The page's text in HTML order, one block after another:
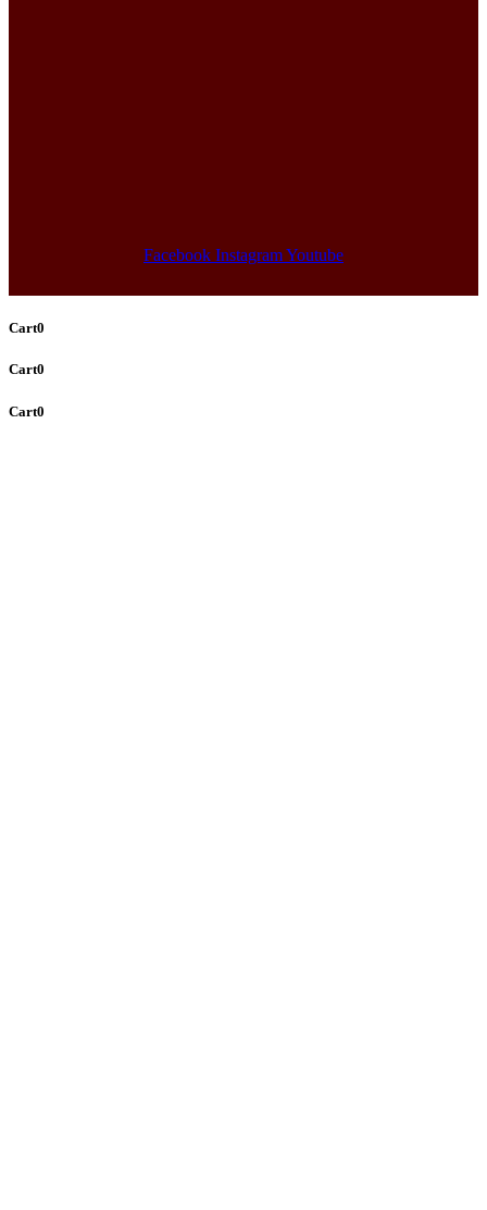
Facebook InstagramYoutube
Cart0
Cart0
Cart0